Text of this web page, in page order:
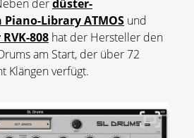
derdüster-
Library ATMOS und
808 hat der Hersteller den
am Start, der über 72
Klängen verfügt.